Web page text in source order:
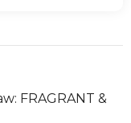
FRAGRANT &